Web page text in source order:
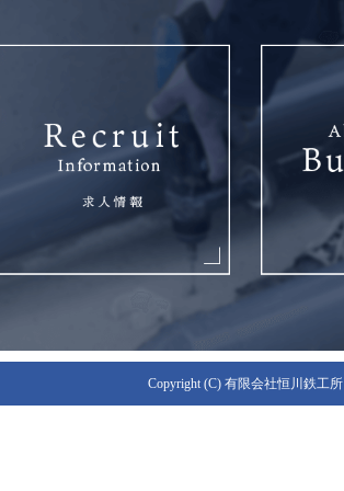
Copyright (C) 有限会社恒川鉄工所